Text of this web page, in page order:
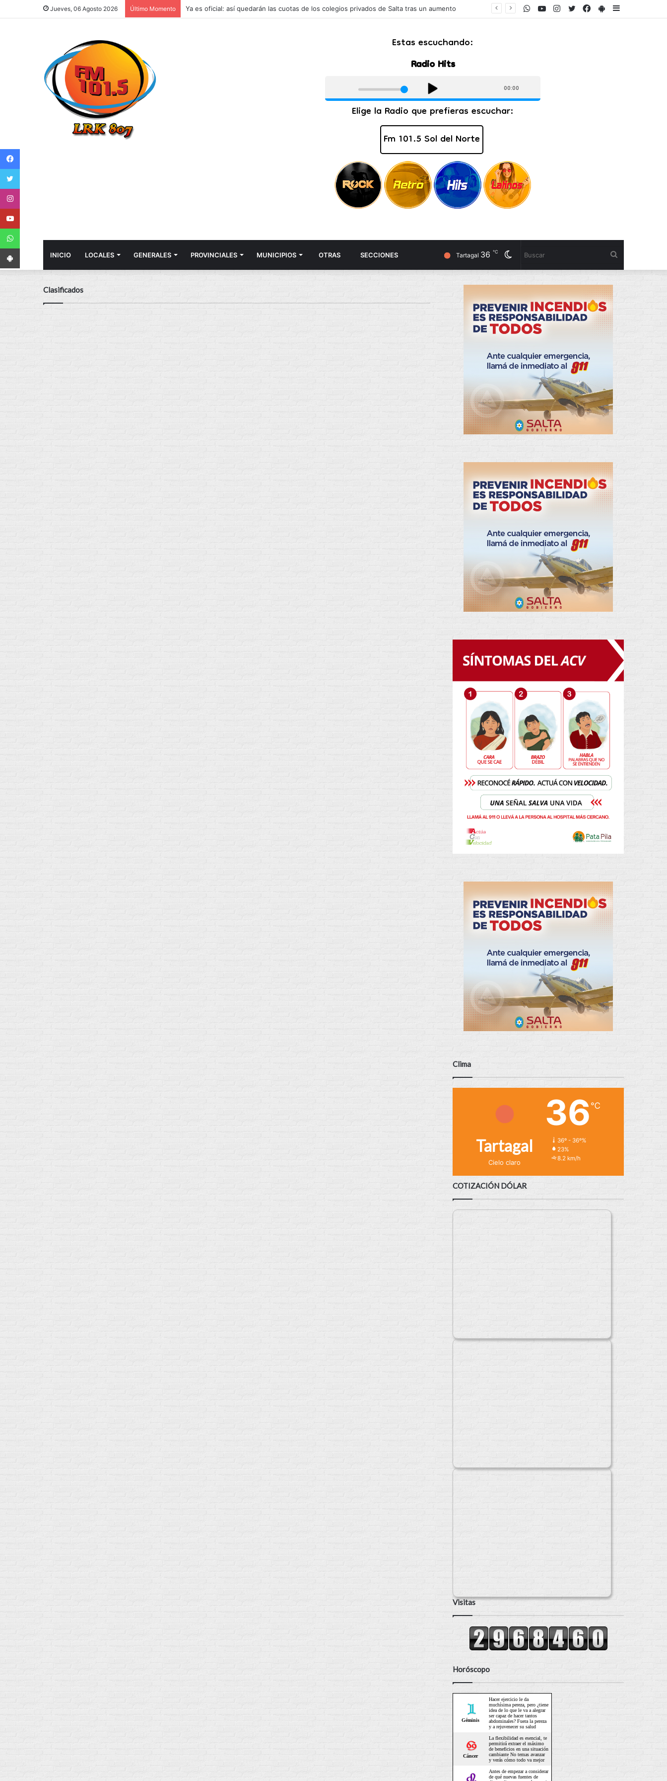
Jueves, 06 Agosto 2026 Último Momento Argentina es potencia mundial en exportar carne de caballo: mueve millones de dólares PlayStore
Facebook
Twitter
Instagram
Youtube
WhatsApp
INICIO LOCALES GENERALES PROVINCIALES MUNICIPIOS OTRAS SECCIONES Cambiar
modo
Tartagal 36 ℃
Clasificados
Clima
Tartagal
Cielo claro
36 ℃
36º - 36º%
23%
8.2 km/h
COTIZACIÓN DÓLAR
Visitas
Horóscopo